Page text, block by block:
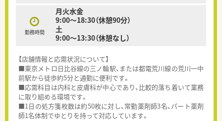
勤務時間
月火水金
9:00～18:30（休憩90分）
土
9:00～13:30（休憩なし）
【店舗情報と応需状況について】
■東京メトロ日比谷線の三ノ輪駅、または都電荒川線の荒川一中
前駅から徒歩約5分と通勤に便利です。
■応需科目は内科と皮膚科が中心であり、比較的落ち着いて業務
に取り組める環境です。
■1日の処方箋枚数は約50枚に対し、常勤薬剤師3名、パート薬剤
師1名体制でゆとりを持って対応しています。